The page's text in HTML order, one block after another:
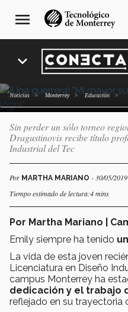
navegación
principal
menu
expand_more
Noticias Monterrey Educación
¡Una
sueño era
invicta... y lo
Sin perder un sólo torneo
Dragustinovis recibe título
Industrial del Tec
Por MARTHA MARIANO - 30/05/2019
Tiempo estimado de lectura:4 mins
Por Martha Mariano |
Emily siempre ha tenido
La vida de esta joven
Licenciatura en Diseño
campus Monterrey ha
dedicación y el trabajo
reflejado en su trayectoria